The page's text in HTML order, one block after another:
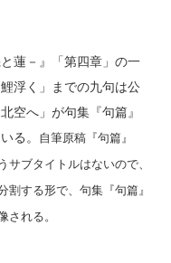
蓮－』「第四章」の一
浮く」までの九句は公
空へ」が句集『句篇』
る。 自筆原稿『句篇』
サブタイトルはないので、
する形で、句集『句篇』
れる。